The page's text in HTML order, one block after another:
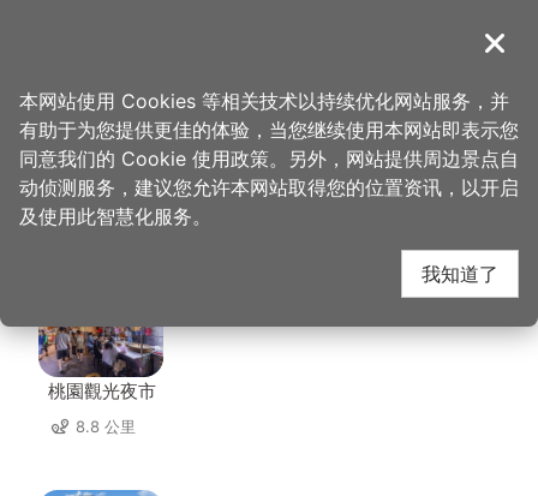
導覽
首页 > 想去的地方 > 美食、购物 > 馔园餐馆
馔园餐馆 周边景点
桃園觀光夜市
8.8 公里
关闭
本网站使用 Cookies 等相关技术以持续优化网站服务，并
有助于为您提供更佳的体验，当您继续使用本网站即表示您
同意我们的 Cookie 使用政策。另外，网站提供周边景点自
动侦测服务，建议您允许本网站取得您的位置资讯，以开启
及使用此智慧化服务。
我知道了